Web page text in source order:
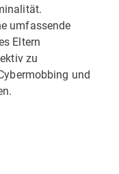
umfassende
Eltern
zu
und